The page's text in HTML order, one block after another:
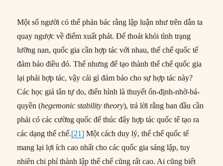
Một số người có thể phản bác rằng lập luận như trên dẫn ta
quay ngược về điểm xuất phát. Để thoát khỏi tình trạng
lưỡng nan, quốc gia cần hợp tác với nhau, thể chế quốc tế
đảm bảo điều đó. Thế nhưng để tạo thành thể chế quốc gia
lại phải hợp tác, vậy cái gì đảm bảo cho sự hợp tác này?
Các học giả tân tự do, điển hình là thuyết ổn-định-nhờ-bá-
quyền (hegemonic stability theory), trả lời rằng ban đầu cần
phải có các cường quốc để thúc đẩy hợp tác quốc tế tạo ra
các dạng thể chế.[21] Một cách duy lý, thể chế quốc tế
mang lại lợi ích cao nhất cho các quốc gia sáng lập, tuy
nhiên chi phí thành lập thể chế cũng rất cao. Ai cũng biết